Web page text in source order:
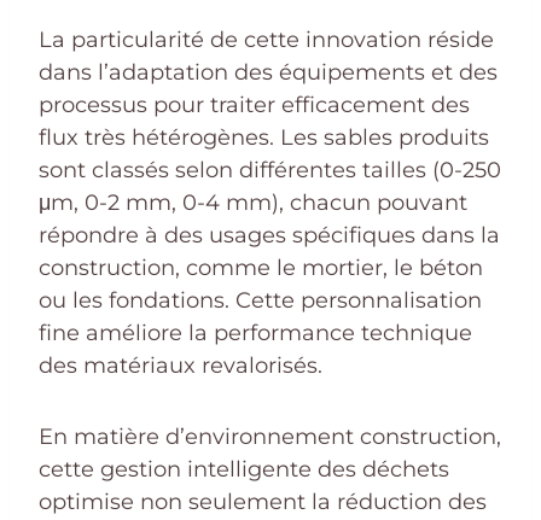
La particularité de cette innovation réside
dans l’adaptation des équipements et des
processus pour traiter efficacement des
flux très hétérogènes. Les sables produits
sont classés selon différentes tailles (0-250
μm, 0-2 mm, 0-4 mm), chacun pouvant
répondre à des usages spécifiques dans la
construction, comme le mortier, le béton
ou les fondations. Cette personnalisation
fine améliore la performance technique
des matériaux revalorisés.
En matière d’environnement construction,
cette gestion intelligente des déchets
optimise non seulement la réduction des